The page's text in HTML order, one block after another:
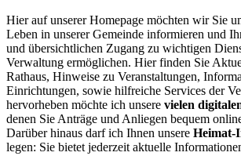
Hier auf unserer Homepage möchten wir Sie
Leben in unserer Gemeinde informieren und
und übersichtlichen Zugang zu wichtigen
Verwaltung ermöglichen. Hier finden Sie
Rathaus, Hinweise zu Veranstaltungen,
Einrichtungen, sowie hilfreiche Services der
hervorheben möchte ich unsere vielen
denen Sie Anträge und Anliegen bequem
Darüber hinaus darf ich Ihnen unsere Heimat-
legen: Sie bietet jederzeit aktuelle